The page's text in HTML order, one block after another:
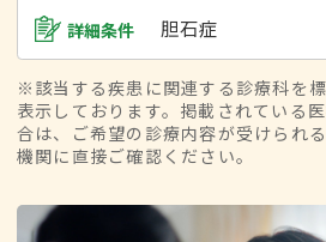
詳細条件 胆石症
※該当する疾患に関連する診療科を
表示しております。掲載されている
合は、ご希望の診療内容が受けられ
機関に直接ご確認ください。